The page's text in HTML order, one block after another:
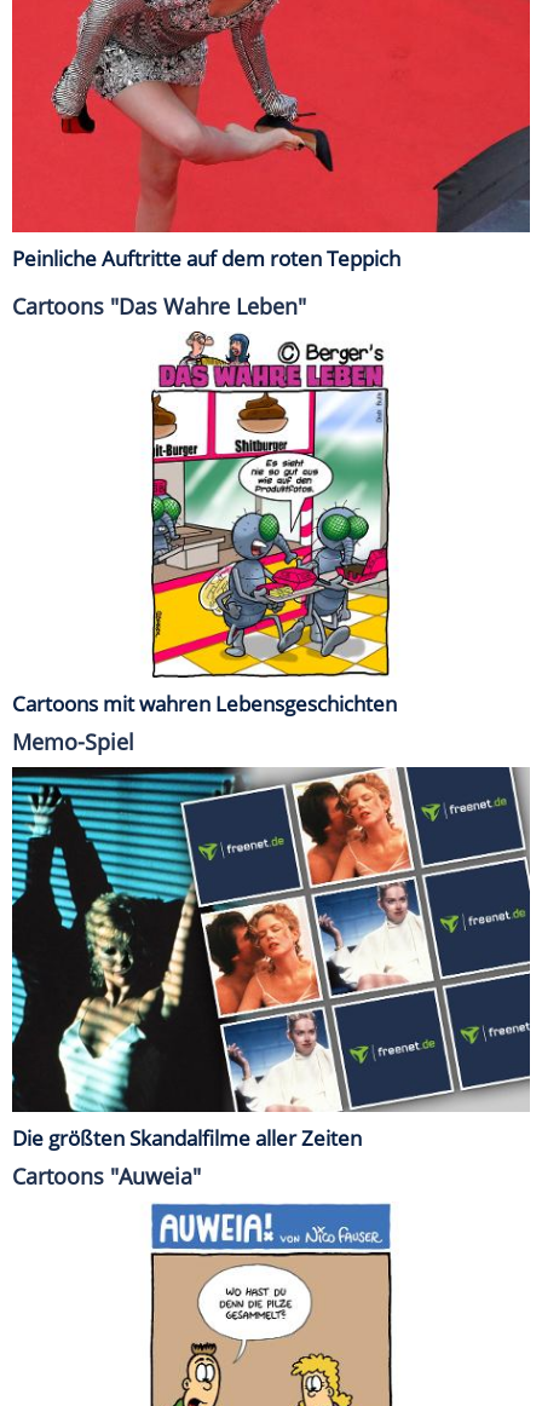
Peinliche Auftritte auf dem roten Teppich
Cartoons "Das Wahre Leben"
Cartoons mit wahren Lebensgeschichten
Memo-Spiel
Die größten Skandalfilme aller Zeiten
Cartoons "Auweia"